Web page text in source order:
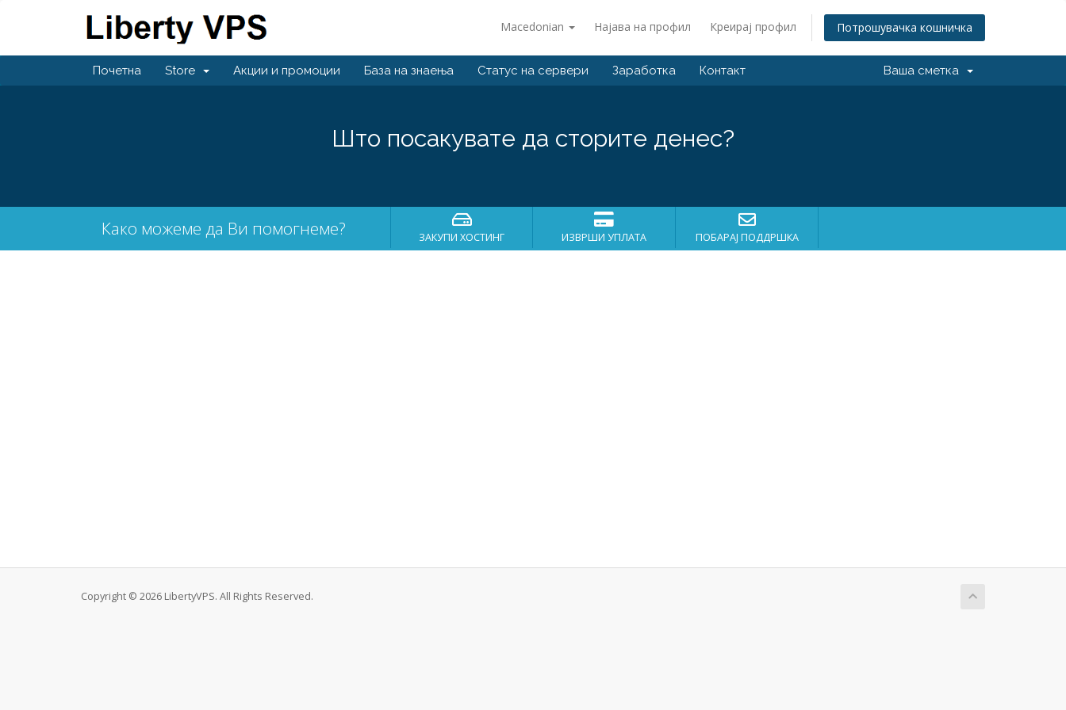
Macedonian Најава на профил Креирај профил Потрошувачка кошничка
Почетна Store Акции и промоции База на знаења Статус на сервери Заработка Контакт Ваша сметка
Што посакувате да сторите денес?
Како можеме да Ви помогнеме? ЗАКУПИ ХОСТИНГ ИЗВРШИ УПЛАТА ПОБАРАЈ ПОДДРШКА
Copyright © 2026 LibertyVPS. All Rights Reserved.